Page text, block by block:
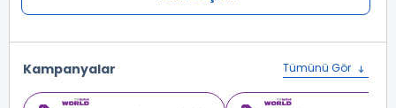
Kampanyalar Tümünü Gör